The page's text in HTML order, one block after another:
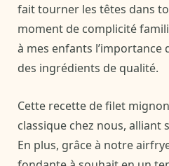
fait tourner les têtes dans
moment de complicité
à mes enfants l’importance
des ingrédients de qualité.
Cette recette de filet
classique chez nous,
En plus, grâce à notre